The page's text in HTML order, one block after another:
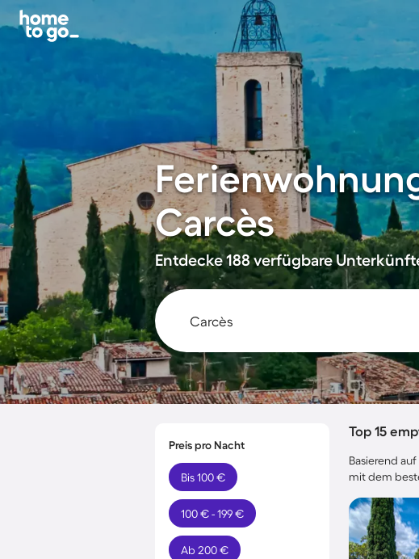
Carcès
Entdecke 188 verfügbare
Preis pro Nacht
Bis 100 €
100 € - 199 €
Ab 200 €
Top 15
Basierend
mit dem